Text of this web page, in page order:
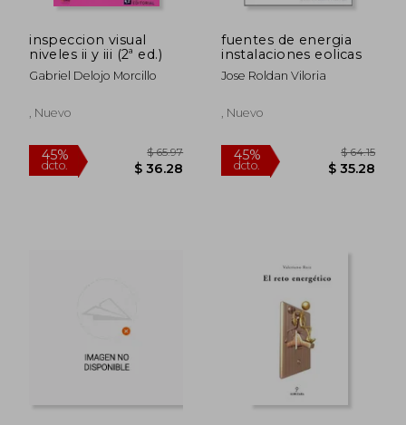
inspeccion visual
niveles ii y iii (2ª ed.)
Gabriel Delojo Morcillo
, Nuevo
fuentes de energia
instalaciones eolicas
Jose Roldan Viloria
, Nuevo